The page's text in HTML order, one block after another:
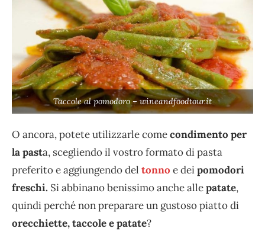
Taccole al pomodoro – wineandfoodtour.it
O ancora, potete utilizzarle comecondimento per
la pasta, scegliendo il vostro formato di pasta
preferito e aggiungendo del tonno e deipomodori
freschi. Si abbinano benissimo anche allepatate,
quindi perché non preparare un gustoso piatto di
orecchiette, taccole e patate?